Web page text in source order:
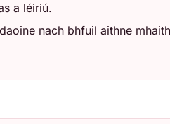
a léiriú.
nach bhfuil aithne